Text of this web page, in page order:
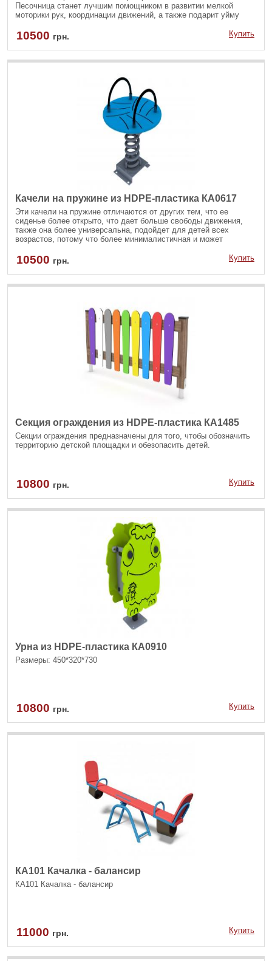
Песочница станет лучшим помощником в развитии мелкой
моторики рук, координации движений, а также подарит уйму
мокрым песком самым маленьким пользователям.
10500 грн. Купить
Качели на пружине из HDPE-пластика КА0617
Эти качели на пружине отличаются от других тем, что ее
сиденье более открыто, что дает больше свободы движения,
также она более универсальна, подойдет для детей всех
возрастов, потому что более минималистичная и может
10500 грн. Купить
Секция ограждения из HDPE-пластика КА1485
Секции ограждения предназначены для того, чтобы обозначить
территорию детской площадки и обезопасить детей.
10800 грн. Купить
Урна из HDPE-пластика КА0910
Размеры: 450*320*730
10800 грн. Купить
КА101 Качалка - балансир
КА101 Качалка - балансир
11000 грн. Купить